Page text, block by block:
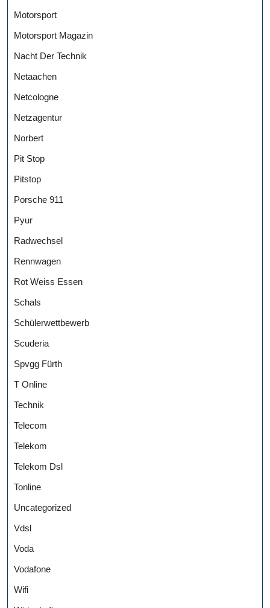
Motorsport
Motorsport Magazin
Nacht Der Technik
Netaachen
Netcologne
Netzagentur
Norbert
Pit Stop
Pitstop
Porsche 911
Pyur
Radwechsel
Rennwagen
Rot Weiss Essen
Schals
Schülerwettbewerb
Scuderia
Spvgg Fürth
T Online
Technik
Telecom
Telekom
Telekom Dsl
Tonline
Uncategorized
Vdsl
Voda
Vodafone
Wifi